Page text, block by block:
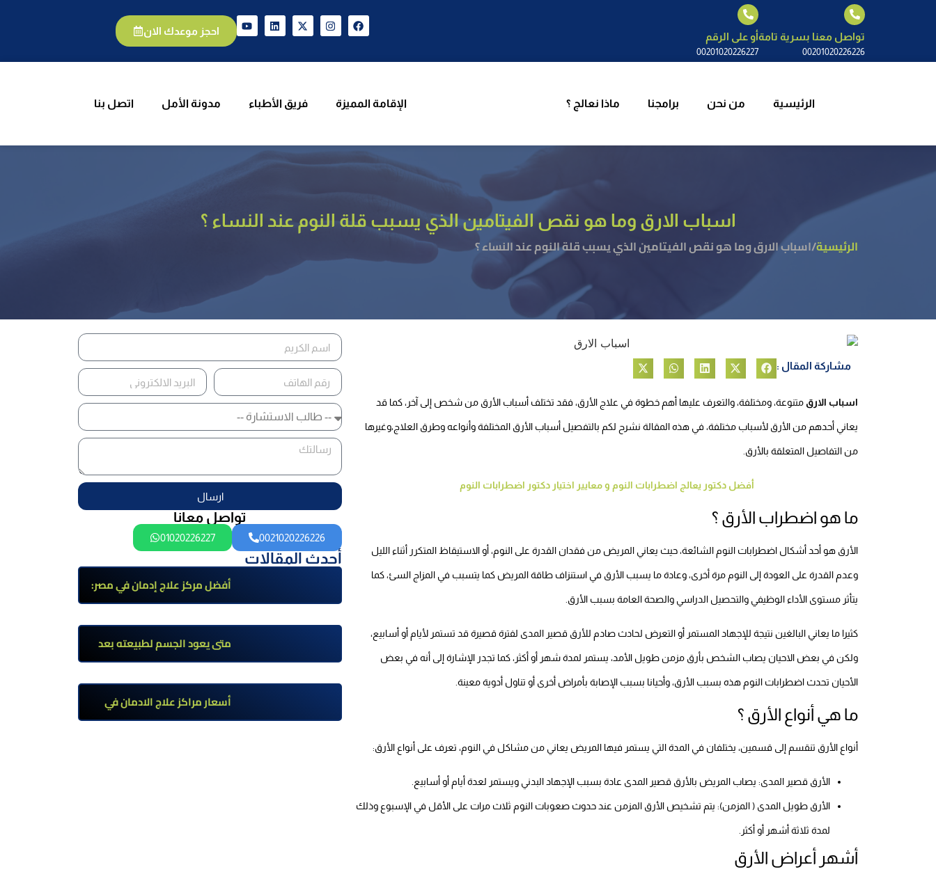
تواصل معنا بسرية تامة
00201020226226
أو على الرقم
00201020226227
احجز موعدك الان
الرئيسية من نحن برامجنا ماذا نعالج ؟ الإقامة المميزة فريق الأطباء مدونة الأمل اتصل بنا
فريق الأطباء مدونة الأمل اتصل بنا
اسباب الارق وما هو نقص الفيتامين الذي يسبب قلة النوم عند النساء ؟
الرئيسية/اسباب الارق وما هو نقص الفيتامين الذي يسبب قلة النوم عند النساء ؟
مشاركة المقال :
اسباب الارق متنوعة، ومختلفة، والتعرف عليها أهم خطوة في علاج الأرق، فقد تختلف أسباب الأرق من شخص إلى آخر، كما قد
يعاني أحدهم من الأرق لأسباب مختلفة، في هذه المقالة نشرح لكم بالتفصيل أسباب الأرق المختلفة وأنواعه وطرق العلاج،وغيرها
من التفاصيل المتعلقة بالأرق.
أفضل دكتور يعالج اضطرابات النوم و معايير اختيار دكتور اضطرابات النوم
ما هو اضطراب الأرق ؟
الأرق هو أحد أشكال اضطرابات النوم الشائعة، حيث يعاني المريض من فقدان القدرة على النوم، أو الاستيقاظ المتكرر أثناء الليل
وعدم القدرة على العودة إلى النوم مرة أخرى، وعادة ما يسبب الأرق في استنزاف طاقة المريض كما يتسبب في المزاج السئ، كما
يتأثر مستوى الأداء الوظيفي والتحصيل الدراسي والصحة العامة بسبب الأرق.
كثيرا ما يعاني البالغين نتيجة للإجهاد المستمر أو التعرض لحادث صادم للأرق قصير المدى لفترة قصيرة قد تستمر لأيام أو أسابيع،
ولكن في بعض الاحيان يصاب الشخص بأرق مزمن طويل الأمد، يستمر لمدة شهر أو أكثر، كما تجدر الإشارة إلى أنه في بعض
الأحيان تحدث اضطرابات النوم هذه بسبب الأرق، وأحيانا بسبب الإصابة بأمراض أخرى أو تناول أدوية معينة.
ما هي أنواع الأرق ؟
أنواع الأرق تنقسم إلى قسمين، يختلفان في المدة التي يستمر فيها المريض يعاني من مشاكل في النوم، تعرف على أنواع الأرق:
الأرق قصير المدى: يصاب المريض بالأرق قصير المدى عادة بسبب الإجهاد البدني ويستمر لعدة أيام أو أسابيع.
الأرق طويل المدى ( المزمن): يتم تشخيص الأرق المزمن عند حدوث صعوبات النوم ثلاث مرات على الأقل في الإسبوع وذلك
لمدة ثلاثة أشهر أو أكثر.
أشهر أعراض الأرق
ارسال
تواصل معانا
0021020226226
01020226227
أحدث المقالات
أفضل مركز علاج إدمان في مصر:
برامج علاج معتمدة وتعافي آمن
تحت إشراف طبي
متى يعود الجسم لطبيعته بعد
ترك مخدر الآيس؟ مراحل التعافي
والعوامل المؤثرة
أسعار مراكز علاج الادمان في
مصر: كم تبلغ التكلفة وما الذي